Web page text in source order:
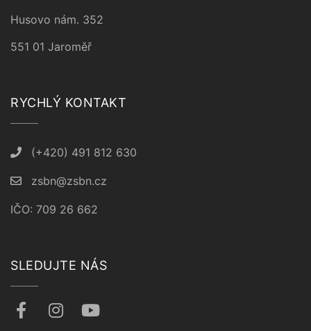
Husovo nám. 352
551 01 Jaroměř
RYCHLÝ KONTAKT
(+420) 491 812 630
zsbn@zsbn.cz
IČO: 709 26 662
SLEDUJTE NÁS